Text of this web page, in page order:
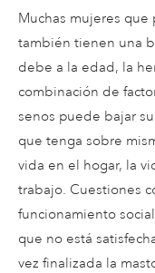
Muchas mujeres que
también tienen una
debe a la edad, la
combinación de
senos puede bajar
que tenga sobre
vida en el hogar, la
trabajo. Cuestiones
funcionamiento
que no está
vez finalizada la